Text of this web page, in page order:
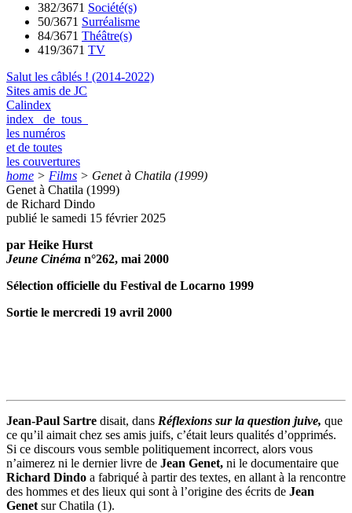
382/3671 Société(s)
50/3671 Surréalisme
84/3671 Théâtre(s)
419/3671 TV
Salut les câblés ! (2014-2022)
Sites amis de JC
Calindex
index de tous
les numéros
et de toutes
les couvertures
home > Films > Genet à Chatila (1999)
Genet à Chatila (1999)
de Richard Dindo
publié le samedi 15 février 2025
par Heike Hurst
Jeune Cinéma n°262, mai 2000
Sélection officielle du Festival de Locarno 1999
Sortie le mercredi 19 avril 2000
Jean-Paul Sartre disait, dans Réflexions sur la question juive, que
ce qu’il aimait chez ses amis juifs, c’était leurs qualités d’opprimés.
Si ce discours vous semble politiquement incorrect, alors vous
n’aimerez ni le dernier livre de Jean Genet, ni le documentaire que
Richard Dindo a fabriqué à partir des textes, en allant à la rencontre
des hommes et des lieux qui sont à l’origine des écrits de Jean
Genet sur Chatila (1).